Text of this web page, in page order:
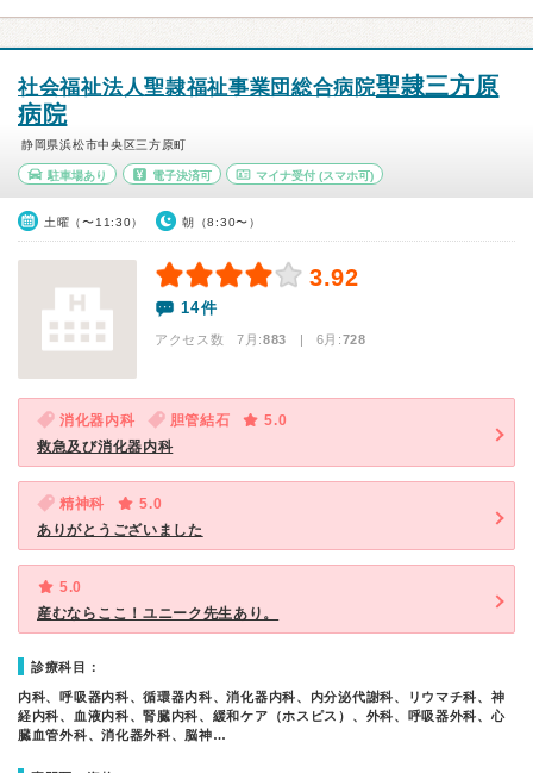
社会福祉法人聖隷福祉事業団総合病院聖隷三方原
病院
静岡県浜松市中央区三方原町
駐車場あり 電子決済可 マイナ受付 (スマホ可)
土曜（〜11:30） 朝（8:30〜）
3.92
14件
アクセス数 7月:883 | 6月:728
消化器内科 胆管結石
5.0
救急及び消化器内科
精神科
5.0
ありがとうございました
5.0
産むならここ！ユニーク先生あり。
診療科目：
内科、呼吸器内科、循環器内科、消化器内科、内分泌代謝科、リウマチ科、神
経内科、血液内科、腎臓内科、緩和ケア（ホスピス）、外科、呼吸器外科、心
臓血管外科、消化器外科、脳神…